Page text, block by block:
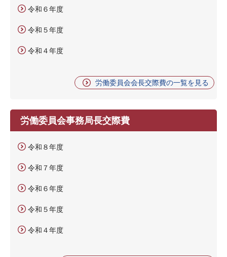
令和６年度
令和５年度
令和４年度
労働委員会会長交際費の一覧を見る
労働委員会事務局長交際費
令和８年度
令和７年度
令和６年度
令和５年度
令和４年度